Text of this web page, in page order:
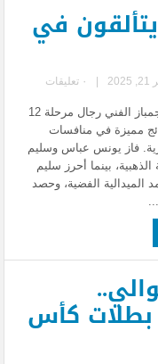
في
٠ تعليقات
حقق أبطال الجمباز الفني رجال مرحلة 12
مميزة في منافسات
فاز يونس عباس وسليم
الذهبية، بينما أحرز سليم
الميدالية الفضية، وحصد
بطلات كأس